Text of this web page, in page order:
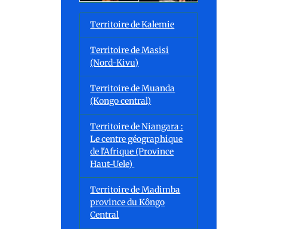
Territoire de Kalemie
Territoire de Masisi
(Nord-Kivu)
Territoire de Muanda
(Kongo central)
Territoire de Niangara :
Le centre géographique
de l'Afrique (Province
Haut-Uele)
Territoire de Madimba
province du Kôngo
Central